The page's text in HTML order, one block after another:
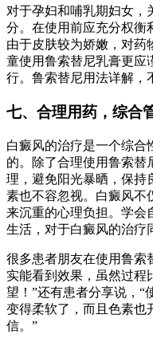
对于孕妇和哺乳期妇女，
分。在使用前应充分权衡
由于皮肤较为娇嫩，对药
童使用鲁索替尼乳膏更应
行。鲁索替尼用法详解，
七、合理用药，综合
白癜风的治疗是一个综合
的。除了合理使用鲁索替
理，避免阳光暴晒，保持
素也不容忽视。白癜风不
来沉重的心理负担。学会
生活，对于白癜风的治疗
很多患者朋友在使用鲁索
实能看到效果，虽然过程
望！”还有患者分享说，“
变得柔软了，而且色素也
信。”